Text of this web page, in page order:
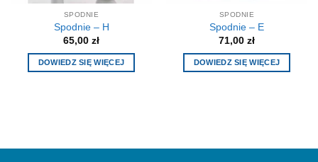
SPODNIE
Spodnie – H
65,00 zł
DOWIEDZ SIĘ WIĘCEJ
SPODNIE
Spodnie – E
71,00 zł
DOWIEDZ SIĘ WIĘCEJ